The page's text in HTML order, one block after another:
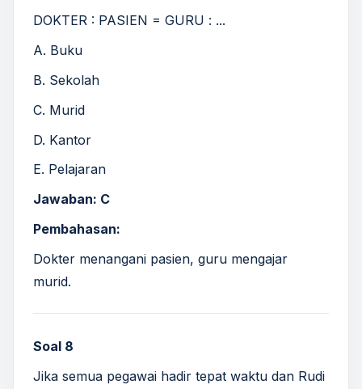
DOKTER : PASIEN = GURU : ...
A. Buku
B. Sekolah
C. Murid
D. Kantor
E. Pelajaran
Jawaban: C
Pembahasan:
Dokter menangani pasien, guru mengajar
murid.
Soal 8
Jika semua pegawai hadir tepat waktu dan Rudi